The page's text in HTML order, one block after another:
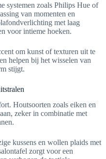
systemen zoals Philips Hue of
van momenten en
met laag
voor intieme hoeken.
om kunst of texturen uit te
helpen bij het wisselen van
stijgt.
Houtsoorten zoals eiken en
zeker in combinatie met
kussens en wollen plaids met
zorgt voor een